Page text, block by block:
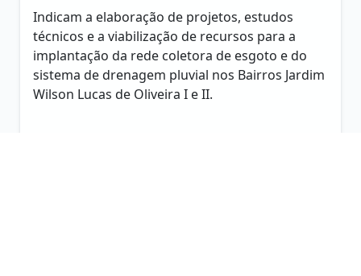
Indicam a elaboração de projetos, estudos
técnicos e a viabilização de recursos para a
implantação da rede coletora de esgoto e do
sistema de drenagem pluvial nos Bairros Jardim
Wilson Lucas de Oliveira I e II.